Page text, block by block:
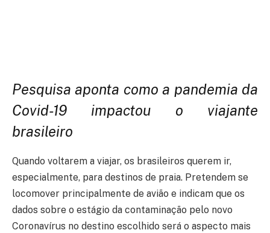
Pesquisa aponta como a pandemia da
Covid-19 impactou o viajante
brasileiro
Quando voltarem a viajar, os brasileiros querem ir,
especialmente, para destinos de praia. Pretendem se
locomover principalmente de avião e indicam que os
dados sobre o estágio da contaminação pelo novo
Coronavírus no destino escolhido será o aspecto mais